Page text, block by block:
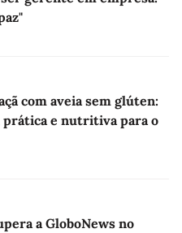
com aveia sem glúten:
e nutritiva para o
a GloboNews no